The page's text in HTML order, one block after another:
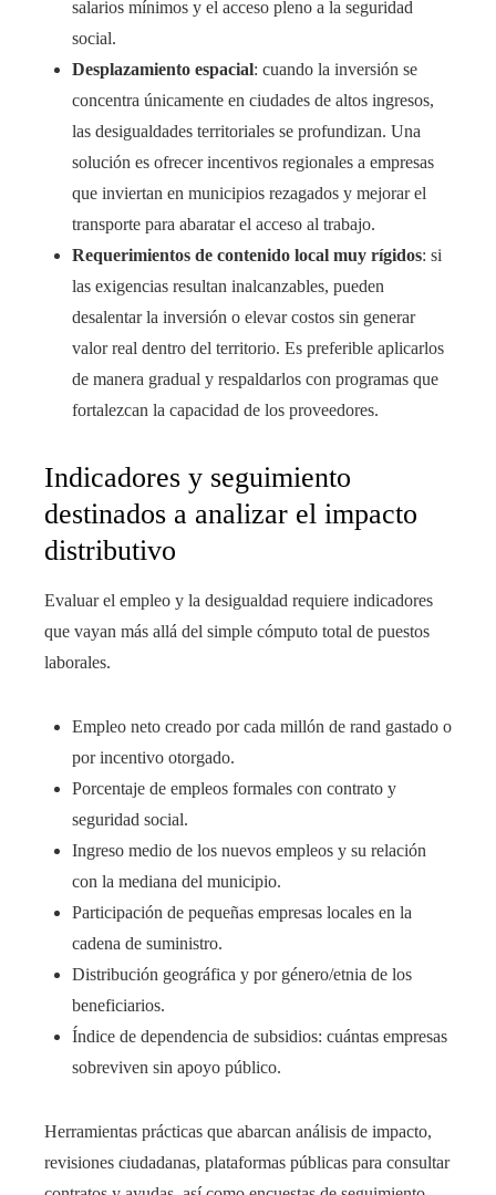
salarios mínimos y el acceso pleno a la seguridad
social.
Desplazamiento espacial: cuando la inversión se
concentra únicamente en ciudades de altos ingresos,
las desigualdades territoriales se profundizan. Una
solución es ofrecer incentivos regionales a empresas
que inviertan en municipios rezagados y mejorar el
transporte para abaratar el acceso al trabajo.
Requerimientos de contenido local muy rígidos: si
las exigencias resultan inalcanzables, pueden
desalentar la inversión o elevar costos sin generar
valor real dentro del territorio. Es preferible aplicarlos
de manera gradual y respaldarlos con programas que
fortalezcan la capacidad de los proveedores.
Indicadores y seguimiento
destinados a analizar el impacto
distributivo
Evaluar el empleo y la desigualdad requiere indicadores
que vayan más allá del simple cómputo total de puestos
laborales.
Empleo neto creado por cada millón de rand gastado o
por incentivo otorgado.
Porcentaje de empleos formales con contrato y
seguridad social.
Ingreso medio de los nuevos empleos y su relación
con la mediana del municipio.
Participación de pequeñas empresas locales en la
cadena de suministro.
Distribución geográfica y por género/etnia de los
beneficiarios.
Índice de dependencia de subsidios: cuántas empresas
sobreviven sin apoyo público.
Herramientas prácticas que abarcan análisis de impacto,
revisiones ciudadanas, plataformas públicas para consultar